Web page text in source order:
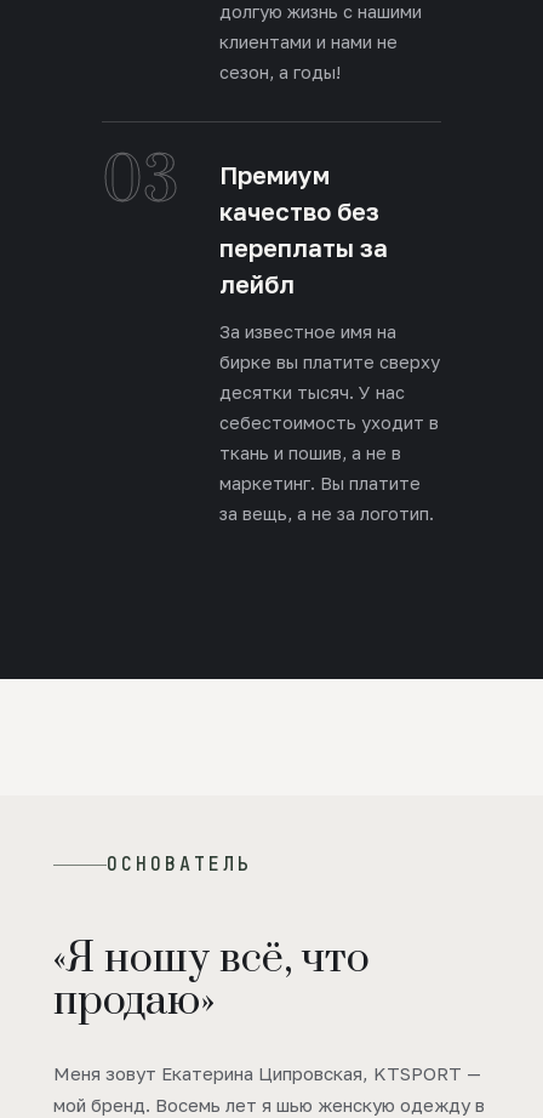
долгую жизнь с нашими
клиентами и нами не
сезон, а годы!
03
Премиум
качество без
переплаты за
лейбл
За известное имя на
бирке вы платите сверху
десятки тысяч. У нас
себестоимость уходит в
ткань и пошив, а не в
маркетинг. Вы платите
за вещь, а не за логотип.
ОСНОВАТЕЛЬ
«Я ношу всё, что
продаю»
Меня зовут Екатерина Ципровская, KTSPORT —
мой бренд. Восемь лет я шью женскую одежду в